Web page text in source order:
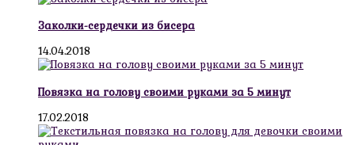
Заколки-сердечки из бисера
14.04.2018
Повязка на голову своими руками за 5 минут
17.02.2018